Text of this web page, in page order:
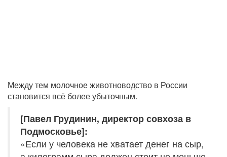
Между тем молочное животноводство в России
становится всё более убыточным.
[Павел Грудинин, директор совхоза в
Подмосковье]:
«Если у человека не хватает денег на сыр,